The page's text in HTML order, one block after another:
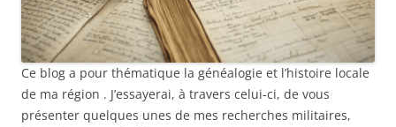
Ce blog a pour thématique la généalogie et l’histoire locale
de ma région . J’essayerai, à travers celui-ci, de vous
présenter quelques unes de mes recherches militaires,